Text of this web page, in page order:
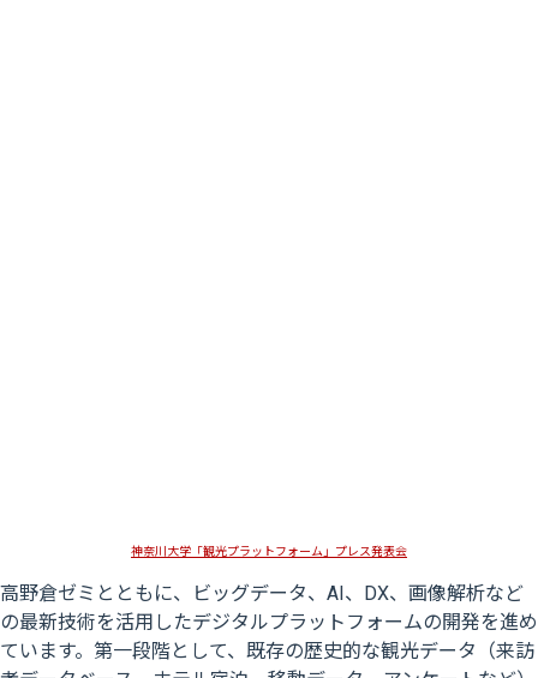
神奈川大学「観光プラットフォーム」プレス発表会
高野倉ゼミとともに、ビッグデータ、AI、DX、画像解析など
の最新技術を活用したデジタルプラットフォームの開発を進め
ています。第一段階として、既存の歴史的な観光データ（来訪